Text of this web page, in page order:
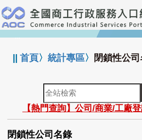
跳
到
主
要
:::
||首頁〉統計專區〉 閉鎖性公
全
站
檢
索
【熱門查詢】公司/商業/工廠
閉鎖性公司名錄